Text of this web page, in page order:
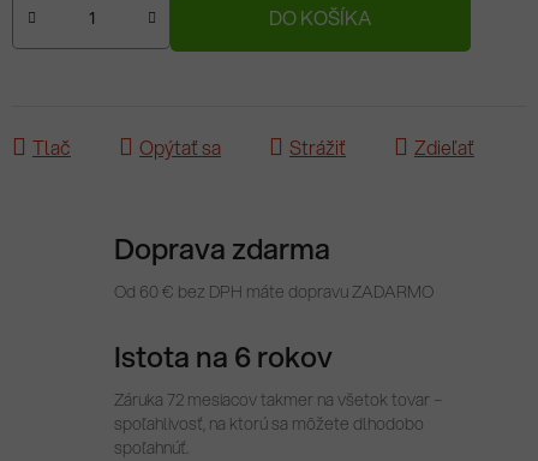
DO KOŠÍKA
Tlač Opýtať sa Strážiť Zdieľať
Doprava zdarma
Od 60 € bez DPH máte dopravu ZADARMO
Istota na 6 rokov
Záruka 72 mesiacov takmer na všetok tovar –
spoľahlivosť, na ktorú sa môžete dlhodobo
spoľahnúť.